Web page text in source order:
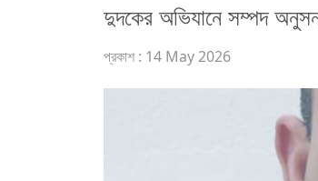
দুদকের অভিযানে সম্পদ
প্রকাশ : 14 May 2026